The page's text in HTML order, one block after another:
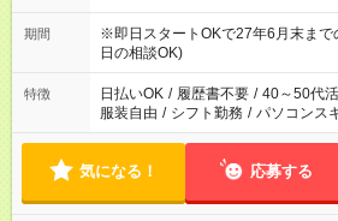
期間
※即日スタートOKで27年6月末まで
日の相談OK)
特徴 日払いOK / 履歴書不要 / 40～50代
服装自由 / シフト勤務 / パソコンス
気になる！ 応募する